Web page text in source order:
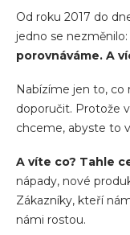
Od roku 2017 do
jedno se nezměnilo:
porovnáváme. A
Nabízíme jen to,
doporučit. Protože
chceme, abyste to
A víte co? Tahle
nápady, nové
Zákazníky, kteří
námi rostou.